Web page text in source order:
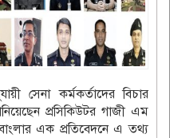
সেনা কর্মকর্তাদের বিচার
প্রসিকিউটর গাজী এম
এক প্রতিবেদনে এ তথ্য